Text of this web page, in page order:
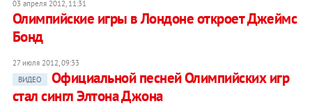
03 апреля 2012, 11:31
Олимпийские игры в Лондоне откроет Джеймс
Бонд
27 июля 2012, 09:33
ВИДЕО
Официальной песней Олимпийских игр
стал сингл Элтона Джона